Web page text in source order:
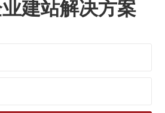
建站解决方案